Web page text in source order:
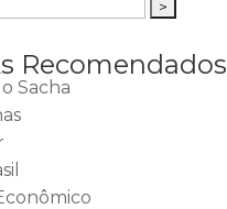
Recomendados
Sacha